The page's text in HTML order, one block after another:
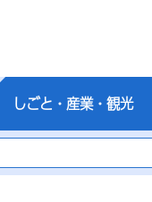
しごと・産業・観光